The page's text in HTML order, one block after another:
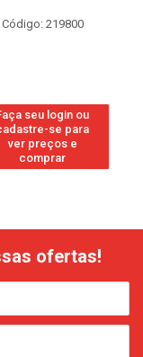
Código: 219800
seu login ou
se para
ver preços e
comprar
ofertas!